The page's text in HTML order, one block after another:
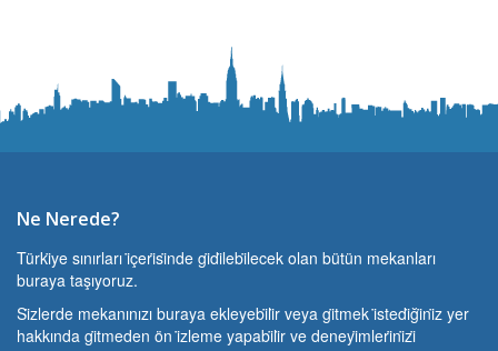
Ne Nerede?
Türki̇ye sınırları i̇çeri̇si̇nde gi̇di̇lebi̇lecek olan bütün mekanları
buraya taşıyoruz.
Si̇zlerde mekanınızı buraya ekleyebi̇li̇r veya gi̇tmek i̇stedi̇ği̇ni̇z yer
hakkında gi̇tmeden ön i̇zleme yapabi̇li̇r ve deneyi̇mleri̇ni̇zi̇